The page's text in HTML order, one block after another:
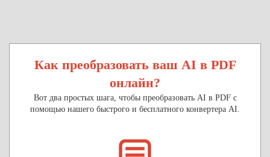
Как преобразовать ваш AI в PDF
онлайн?
Вот два простых шага, чтобы преобразовать AI в PDF с
помощью нашего быстрого и бесплатного конвертера AI.